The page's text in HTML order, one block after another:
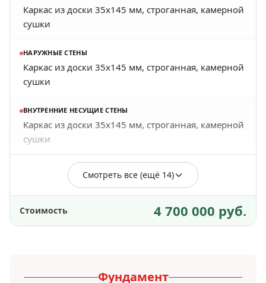
Каркас из доски 35х145 мм, строганная, камерной
сушки
НАРУЖНЫЕ СТЕНЫ
Каркас из доски 35х145 мм, строганная, камерной
сушки
ВНУТРЕННИЕ НЕСУЩИЕ СТЕНЫ
Каркас из доски 35х145 мм, строганная, камерной
сушки
Смотреть все (ещё 14)
Стоимость 4 700 000 руб.
Фундамент